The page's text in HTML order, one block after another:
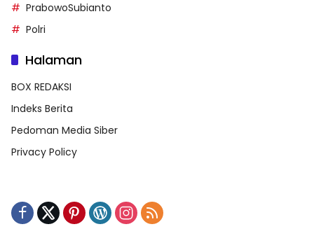
PrabowoSubianto
Polri
Halaman
BOX REDAKSI
Indeks Berita
Pedoman Media Siber
Privacy Policy